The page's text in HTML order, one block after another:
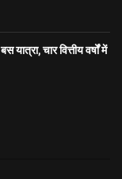
चार वित्तीय वर्षों में